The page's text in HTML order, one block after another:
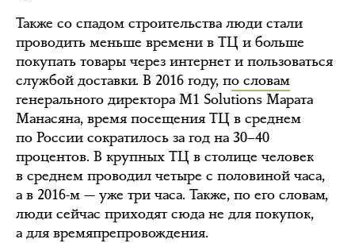
Также со спадом строительства люди стали
проводить меньше времени в ТЦ и больше
покупать товары через интернет и пользоваться
службой доставки. В 2016 году, по словам
генерального директора M1 Solutions Марата
Манасяна, время посещения ТЦ в среднем
по России сократилось за год на 30–40
процентов. В крупных ТЦ в столице человек
в среднем проводил четыре с половиной часа,
а в 2016-м — уже три часа. Также, по его словам,
люди сейчас приходят сюда не для покупок,
а для времяпрепровождения.